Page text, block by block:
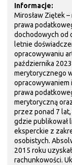
Informacje:
Mirosław Ziętek
prawa
dochodowych od
letnie
opracowywaniu
października
merytorycznego
opracowywaniem
prawa
merytoryczną
przez ponad 7 lat,
gdzie publikował
eksperckie z
osobistych.
2015 roku
rachunkowości.